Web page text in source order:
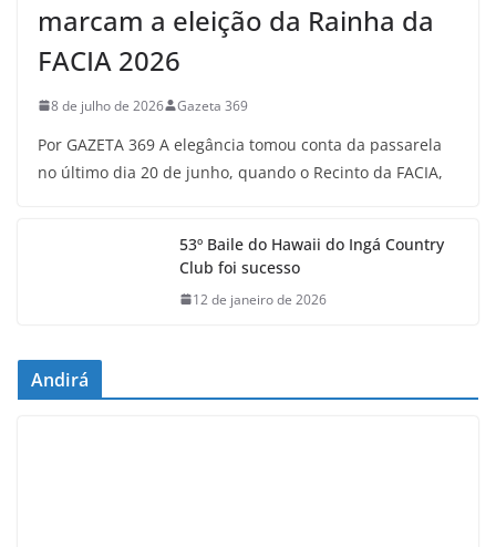
marcam a eleição da Rainha da
FACIA 2026
8 de julho de 2026 Gazeta 369
Por GAZETA 369 A elegância tomou conta da passarela
no último dia 20 de junho, quando o Recinto da FACIA,
53º Baile do Hawaii do Ingá Country
Club foi sucesso
12 de janeiro de 2026
Andirá